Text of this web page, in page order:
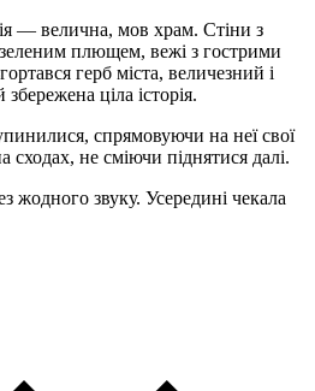
— велична, мов храм. Стіни з
плющем, вежі з гострими
герб міста, величезний і
ціла історія.
спрямовуючи на неї свої
сходах, не сміючи піднятися далі.
жодного звуку. Усередині чекала